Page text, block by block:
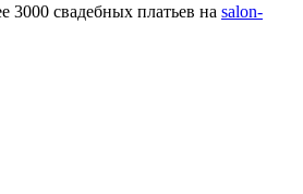
3000 свадебных платьев на salon-